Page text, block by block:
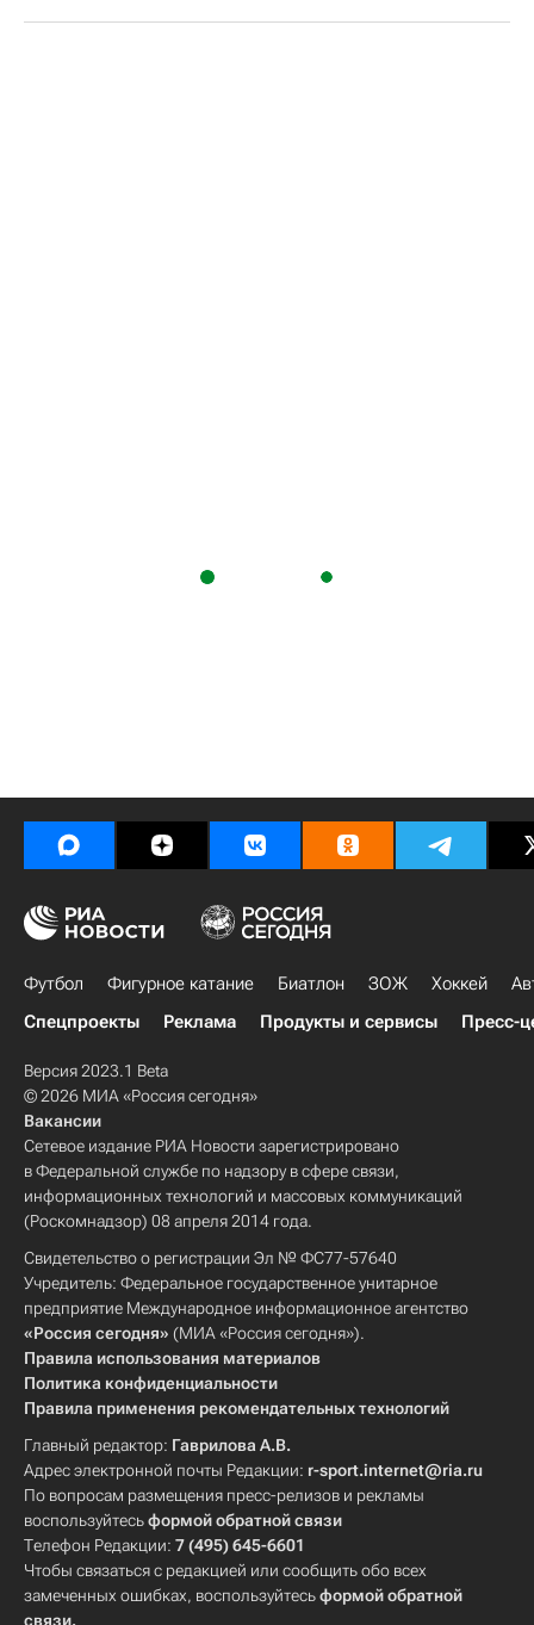
Футбол Фигурное катание Биатлон ЗОЖ Хоккей
Спецпроекты
Реклама Продукты и сервисы Пресс-
Версия 2023.1 Beta
© 2026 МИА «Россия сегодня»
Вакансии
Сетевое издание РИА Новости зарегистрировано
в Федеральной службе по надзору в сфере связи,
информационных технологий и массовых коммуникаций
(Роскомнадзор) 08 апреля 2014 года.
Свидетельство о регистрации Эл № ФС77-57640
Учредитель: Федеральное государственное унитарное
предприятие Международное информационное агентство
«Россия сегодня» (МИА «Россия сегодня»).
Правила использования материалов
Политика конфиденциальности
Правила применения рекомендательных технологий
Главный редактор: Гаврилова А.В.
Адрес электронной почты Редакции: r-sport.internet@ria.ru
По вопросам размещения пресс-релизов и рекламы
воспользуйтесьформой обратной связи
Телефон Редакции: 7 (495) 645-6601
Чтобы связаться с редакцией или сообщить обо всех
замеченных ошибках, воспользуйтесьформой обратной
связи.